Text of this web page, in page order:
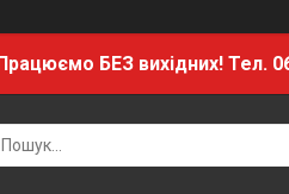
БЕЗ вихідних! Тел.